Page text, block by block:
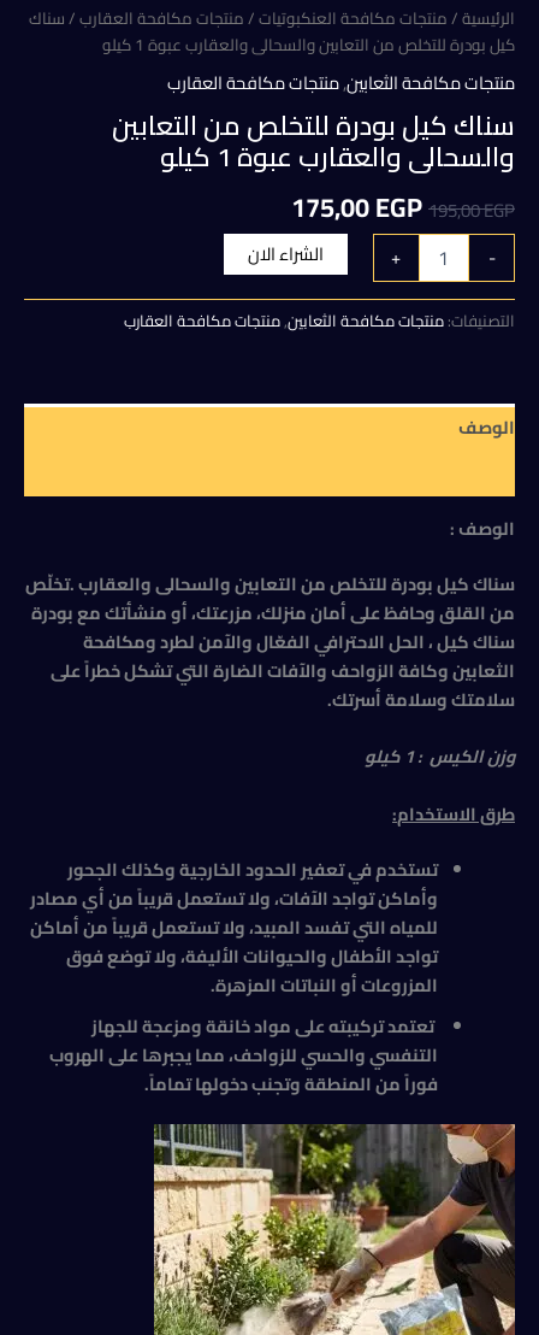
الرئيسية/منتجات مكافحة العنكبوتيات/منتجات مكافحة العقارب/ سناك
كيل بودرة للتخلص من التعابين والسحالى والعقارب عبوة 1 كيلو
منتجات مكافحة الثعابين,منتجات مكافحة العقارب
سناك كيل بودرة للتخلص من التعابين
والسحالى والعقارب عبوة 1 كيلو
195,00EGP
السعر
الأصلي
هو:
195,00 EGP.
175,00EGP
الحالي
هو:
175,00 EGP.
-
كمية
سناك
كيل
بودرة
والسحالى
والعقارب
+ الشراء الان
التصنيفات:منتجات مكافحة الثعابين,منتجات مكافحة العقارب
الوصف
الوصف :
سناك كيل بودرة للتخلص من التعابين والسحالى والعقارب .تخلّص
من القلق وحافظ على أمان منزلك، مزرعتك، أو منشأتك مع بودرة
سناك كيل ، الحل الاحترافي الفعّال والآمن لطرد ومكافحة
الثعابين وكافة الزواحف والآفات الضارة التي تشكل خطراً على
سلامتك وسلامة أسرتك.
وزن الكيس : 1 كيلو
طرق الاستخدام:
تستخدم في تعفير الحدود الخارجية وكذلك الجحور
وأماكن تواجد الآفات، ولا تستعمل قريباً من أي مصادر
للمياه التي تفسد المبيد، ولا تستعمل قريباً من أماكن
تواجد الأطفال والحيوانات الأليفة، ولا توضع فوق
المزروعات أو النباتات المزهرة.
تعتمد تركيبته على مواد خانقة ومزعجة للجهاز
التنفسي والحسي للزواحف، مما يجبرها على الهروب
فوراً من المنطقة وتجنب دخولها تماماً.